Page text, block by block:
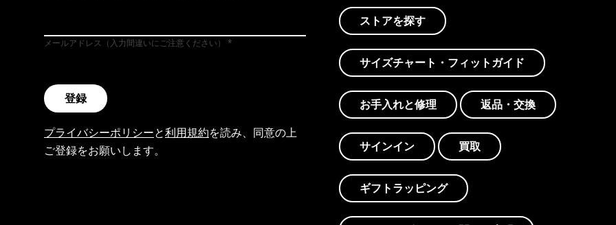
メールアドレス（入力間違いにご注意ください）
登録
プライバシーポリシーと利用規約を読み、同意の上
ご登録をお願いします。
ストアを探す
サイズチャート・フィットガイド
お手入れと修理 返品・交換
サインイン 買取
ギフトラッピング